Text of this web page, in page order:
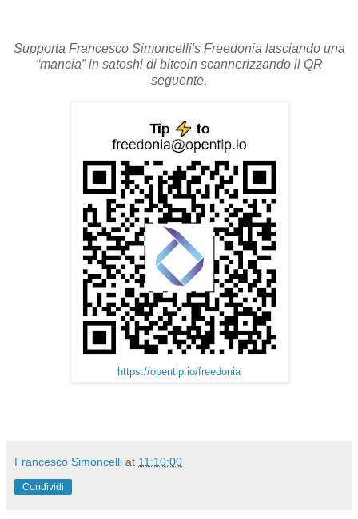
Supporta Francesco Simoncelli's Freedonia lasciando una
“mancia” in satoshi di bitcoin scannerizzando il QR
seguente.
https://opentip.io/freedonia
Francesco Simoncelli at 11:10:00
Condividi